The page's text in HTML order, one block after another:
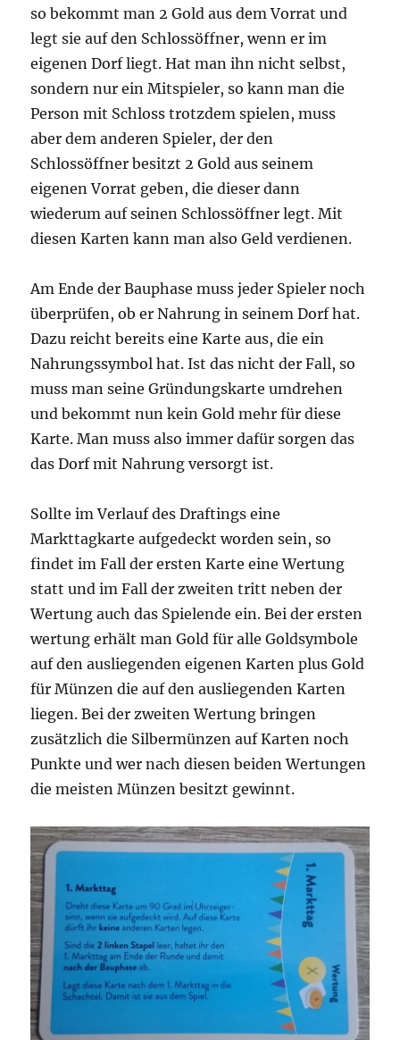
so bekommt man 2 Gold aus dem Vorrat und
legt sie auf den Schlossöffner, wenn er im
eigenen Dorf liegt. Hat man ihn nicht selbst,
sondern nur ein Mitspieler, so kann man die
Person mit Schloss trotzdem spielen, muss
aber dem anderen Spieler, der den
Schlossöffner besitzt 2 Gold aus seinem
eigenen Vorrat geben, die dieser dann
wiederum auf seinen Schlossöffner legt. Mit
diesen Karten kann man also Geld verdienen.
Am Ende der Bauphase muss jeder Spieler noch
überprüfen, ob er Nahrung in seinem Dorf hat.
Dazu reicht bereits eine Karte aus, die ein
Nahrungssymbol hat. Ist das nicht der Fall, so
muss man seine Gründungskarte umdrehen
und bekommt nun kein Gold mehr für diese
Karte. Man muss also immer dafür sorgen das
das Dorf mit Nahrung versorgt ist.
Sollte im Verlauf des Draftings eine
Markttagkarte aufgedeckt worden sein, so
findet im Fall der ersten Karte eine Wertung
statt und im Fall der zweiten tritt neben der
Wertung auch das Spielende ein. Bei der ersten
wertung erhält man Gold für alle Goldsymbole
auf den ausliegenden eigenen Karten plus Gold
für Münzen die auf den ausliegenden Karten
liegen. Bei der zweiten Wertung bringen
zusätzlich die Silbermünzen auf Karten noch
Punkte und wer nach diesen beiden Wertungen
die meisten Münzen besitzt gewinnt.